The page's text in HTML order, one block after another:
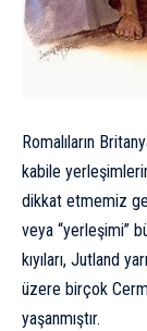
Romalıların
kabile
dikkat etmemiz
veya “yerleşimi”
kıyıları, Jutland
üzere birçok
yaşanmıştır.